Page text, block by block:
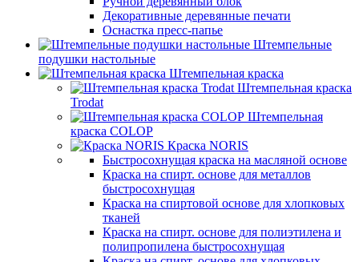
Декоративные деревянные печати
Оснастка пресс-папье
Штемпельные
подушки настольные
Штемпельная краска
Штемпельная краска
Trodat
Штемпельная
краска COLOP
Краска NORIS
Быстросохнущая краска на масляной основе
Краска на спирт. основе для металлов
быстросохнущая
Краска на спиртовой основе для хлопковых
тканей
Краска на спирт. основе для полиэтилена и
полипропилена быстросохнущая